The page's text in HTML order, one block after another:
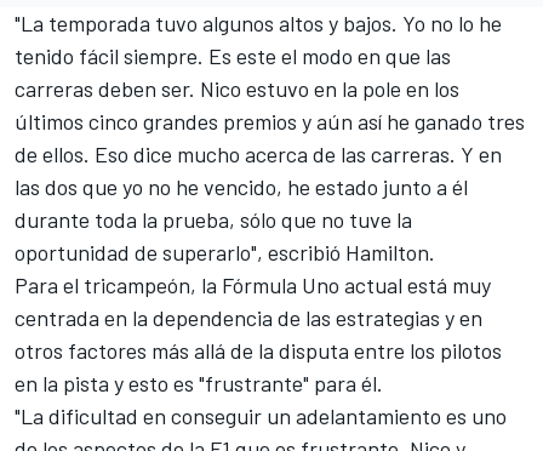
"La temporada tuvo algunos altos y bajos. Yo no lo he
tenido fácil siempre. Es este el modo en que las
carreras deben ser. Nico estuvo en la pole en los
últimos cinco grandes premios y aún así he ganado tres
de ellos. Eso dice mucho acerca de las carreras. Y en
las dos que yo no he vencido, he estado junto a él
durante toda la prueba, sólo que no tuve la
oportunidad de superarlo", escribió Hamilton.
Para el tricampeón, la Fórmula Uno actual está muy
centrada en la dependencia de las estrategias y en
otros factores más allá de la disputa entre los pilotos
en la pista y esto es "frustrante" para él.
"La dificultad en conseguir un adelantamiento es uno